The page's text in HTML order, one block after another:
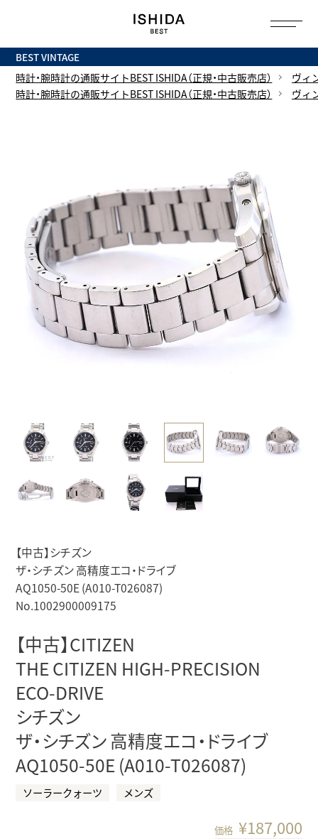
BEST VINTAGE
時計・腕時計の通販サイトBEST ISHIDA（正規・中古販売店）
ヴィ
時計・腕時計の通販サイトBEST ISHIDA（正規・中古販売店）
ヴィ
【中古】シチズン
ザ・シチズン 高精度エコ・ドライブ
AQ1050-50E (A010-T026087)
No.1002900009175
【中古】CITIZEN
THE CITIZEN HIGH-PRECISION
ECO-DRIVE
シチズン
ザ・シチズン 高精度エコ・ドライブ
AQ1050-50E (A010-T026087)
ソーラークォーツ メンズ
価格 ¥187,000
へ